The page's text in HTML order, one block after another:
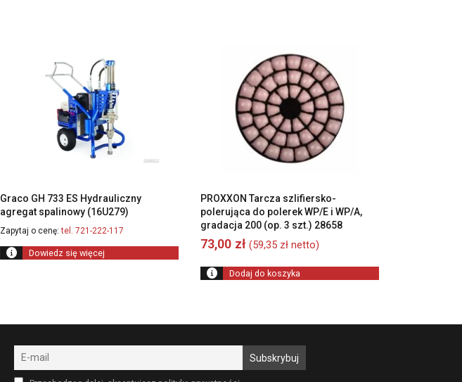
Graco GH 733 ES Hydrauliczny
agregat spalinowy (16U279)
Zapytaj o cenę: tel. 721-222-117
Dowiedz się więcej
PROXXON Tarcza szlifiersko-
polerująca do polerek WP/E i WP/A,
gradacja 200 (op. 3 szt.) 28658
73,00 zł (59,35 zł netto)
Dodaj do koszyka